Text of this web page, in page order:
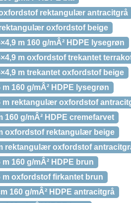
rektangulær antracitgrå
oxfordstof beige
m 160 g/mÂ² HDPE lysegrøn
m oxfordstof trekantet
m trekantet oxfordstof beige
160 g/mÂ² HDPE lysegrøn
m rektangulær oxfordstof
160 g/mÂ² HDPE cremefarvet
oxfordstof rektangulær beige
rektangulær oxfordstof
160 g/mÂ² HDPE brun
m oxfordstof firkantet brun
160 g/mÂ² HDPE antracitgrå